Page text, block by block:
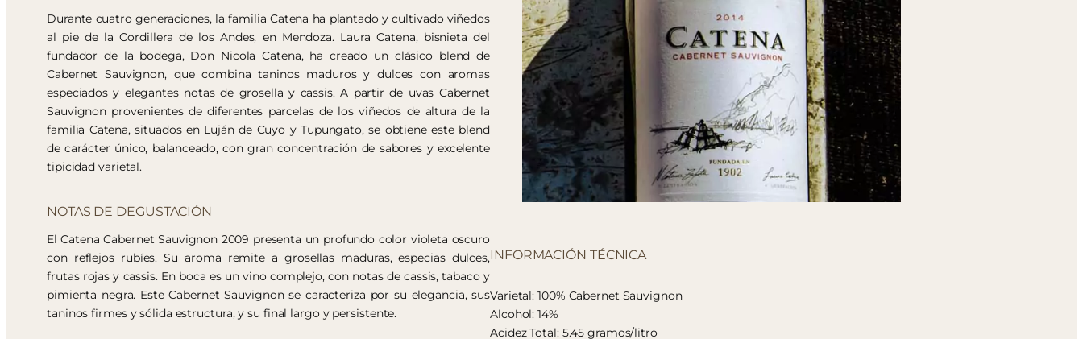
Durante cuatro generaciones, la familia Catena ha plantado y cultivado viñedos
al pie de la Cordillera de los Andes, en Mendoza. Laura Catena, bisnieta del
fundador de la bodega, Don Nicola Catena, ha creado un clásico blend de
Cabernet Sauvignon, que combina taninos maduros y dulces con aromas
especiados y elegantes notas de grosella y cassis. A partir de uvas Cabernet
Sauvignon provenientes de diferentes parcelas de los viñedos de altura de la
familia Catena, situados en Luján de Cuyo y Tupungato, se obtiene este blend
de carácter único, balanceado, con gran concentración de sabores y excelente
tipicidad varietal.
NOTAS DE DEGUSTACIÓN
El Catena Cabernet Sauvignon 2009 presenta un profundo color violeta oscuro
con reflejos rubíes. Su aroma remite a grosellas maduras, especias dulces,
frutas rojas y cassis. En boca es un vino complejo, con notas de cassis, tabaco y
pimienta negra. Este Cabernet Sauvignon se caracteriza por su elegancia, sus
taninos firmes y sólida estructura, y su final largo y persistente.
INFORMACIÓN TÉCNICA
Varietal: 100% Cabernet Sauvignon
Alcohol: 14%
Acidez Total: 5.45 gramos/litro